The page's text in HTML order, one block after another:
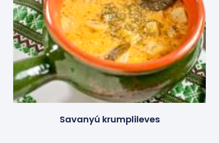
Savanyú krumplileves